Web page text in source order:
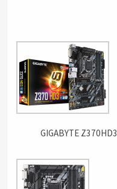
GIGABYTE Z370HD3